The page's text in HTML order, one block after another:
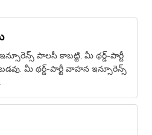
పాలసీ కాబట్టి, మీ థర్డ్-పార్టీ
మీ థర్డ్-పార్టీ వాహన ఇన్సూరెన్స్